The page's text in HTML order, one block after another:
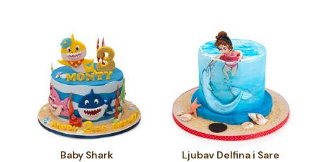
Baby Shark Ljubav Delfina i Sare